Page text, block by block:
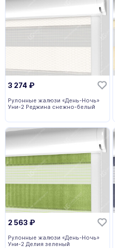
3 274 ₽
Рулонные жалюзи «День-Ночь»
Уни-2 Реджина снежно-белый
2 563 ₽
Рулонные жалюзи «День-Ночь»
Уни-2 Делия зеленый